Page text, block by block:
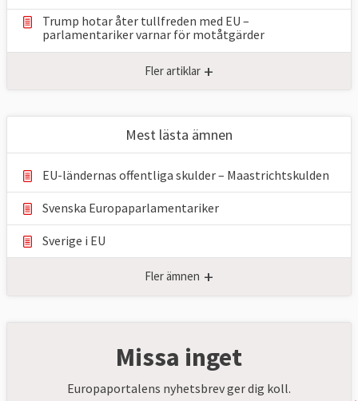
Trump hotar åter tullfreden med EU –
parlamentariker ⁠varnar för motåtgärder
Fler artiklar +
Mest lästa ämnen
EU-ländernas offentliga skulder – Maastrichtskulden
Svenska Europaparlamentariker
Sverige i EU
Fler ämnen +
Missa inget
Europaportalens nyhetsbrev ger dig koll.